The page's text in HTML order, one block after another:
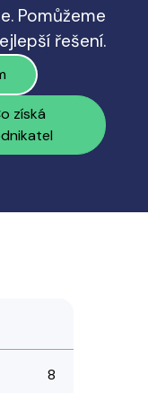
Pomůžeme
řešení.
získá
8